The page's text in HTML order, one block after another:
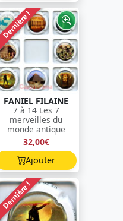
Dernière !
FANIEL FILAINE
7 à 14 Les 7
merveilles du
monde antique
32,00€
Ajouter
Dernière !